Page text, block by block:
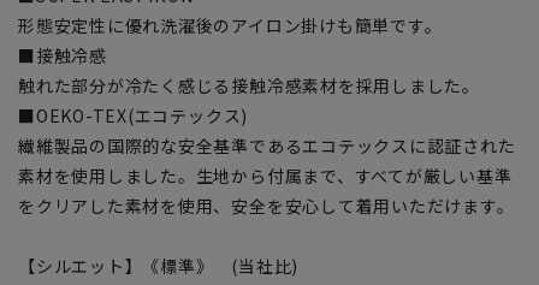
形態安定性に優れ洗濯後のアイロン掛けも簡単です。
■接触冷感
触れた部分が冷たく感じる接触冷感素材を採用しました。
■OEKO-TEX(エコテックス)
繊維製品の国際的な安全基準であるエコテックスに認証された
素材を使用しました。生地から付属まで、すべてが厳しい基準
をクリアした素材を使用、安全を安心して着用いただけます。
【シルエット】《標準》 (当社比)